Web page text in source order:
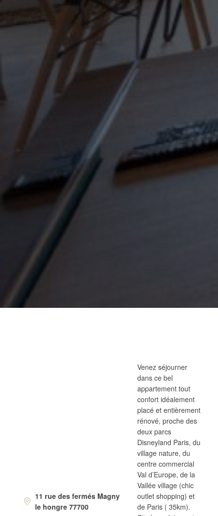
11 rue des fermés Magny
le hongre 77700
Venez séjourner
dans ce bel
appartement tout
confort idéalement
placé et entièrement
rénové, proche des
deux parcs
Disneyland Paris, du
village nature, du
centre commercial
Val d’Europe, de la
Vallée village (chic
outlet shopping) et
de Paris ( 35km).